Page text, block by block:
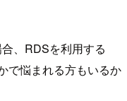
、RDSを利用する
で悩まれる方もいるか